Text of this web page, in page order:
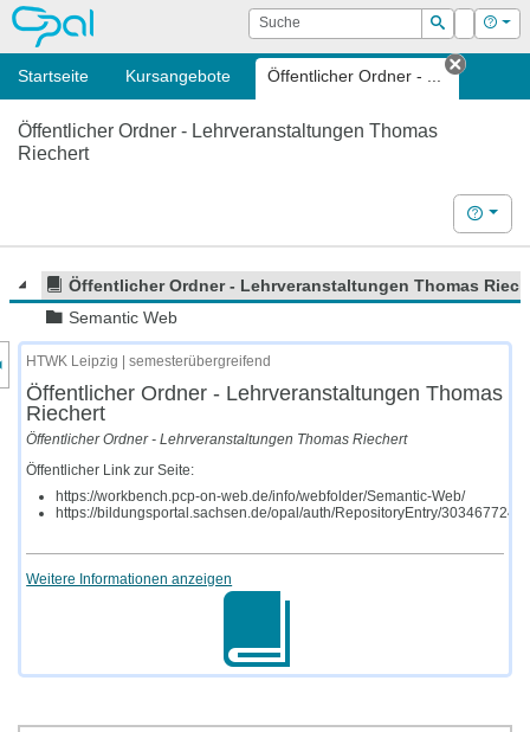
OPAL Suche
Suchen
Login Hilfe
Startseite Kursangebote Öffentlicher Ordner - ...
Tab
Öffentlicher Ordner - Lehrveranstaltungen Thomas
Riechert
Hilfe
Öffentlicher Ordner - Lehrveranstaltungen Thomas
Semantic Web
des Kursmenüs
HTWK Leipzig | semesterübergreifend
Öffentlicher Ordner - Lehrveranstaltungen Thomas
Riechert
Öffentlicher Ordner - Lehrveranstaltungen Thomas Riechert
Öffentlicher Link zur Seite:
https://workbench.pcp-on-web.de/info/webfolder/Semantic-Web/
https://bildungsportal.sachsen.de/opal/auth/RepositoryEntry/
Weitere Informationen anzeigen